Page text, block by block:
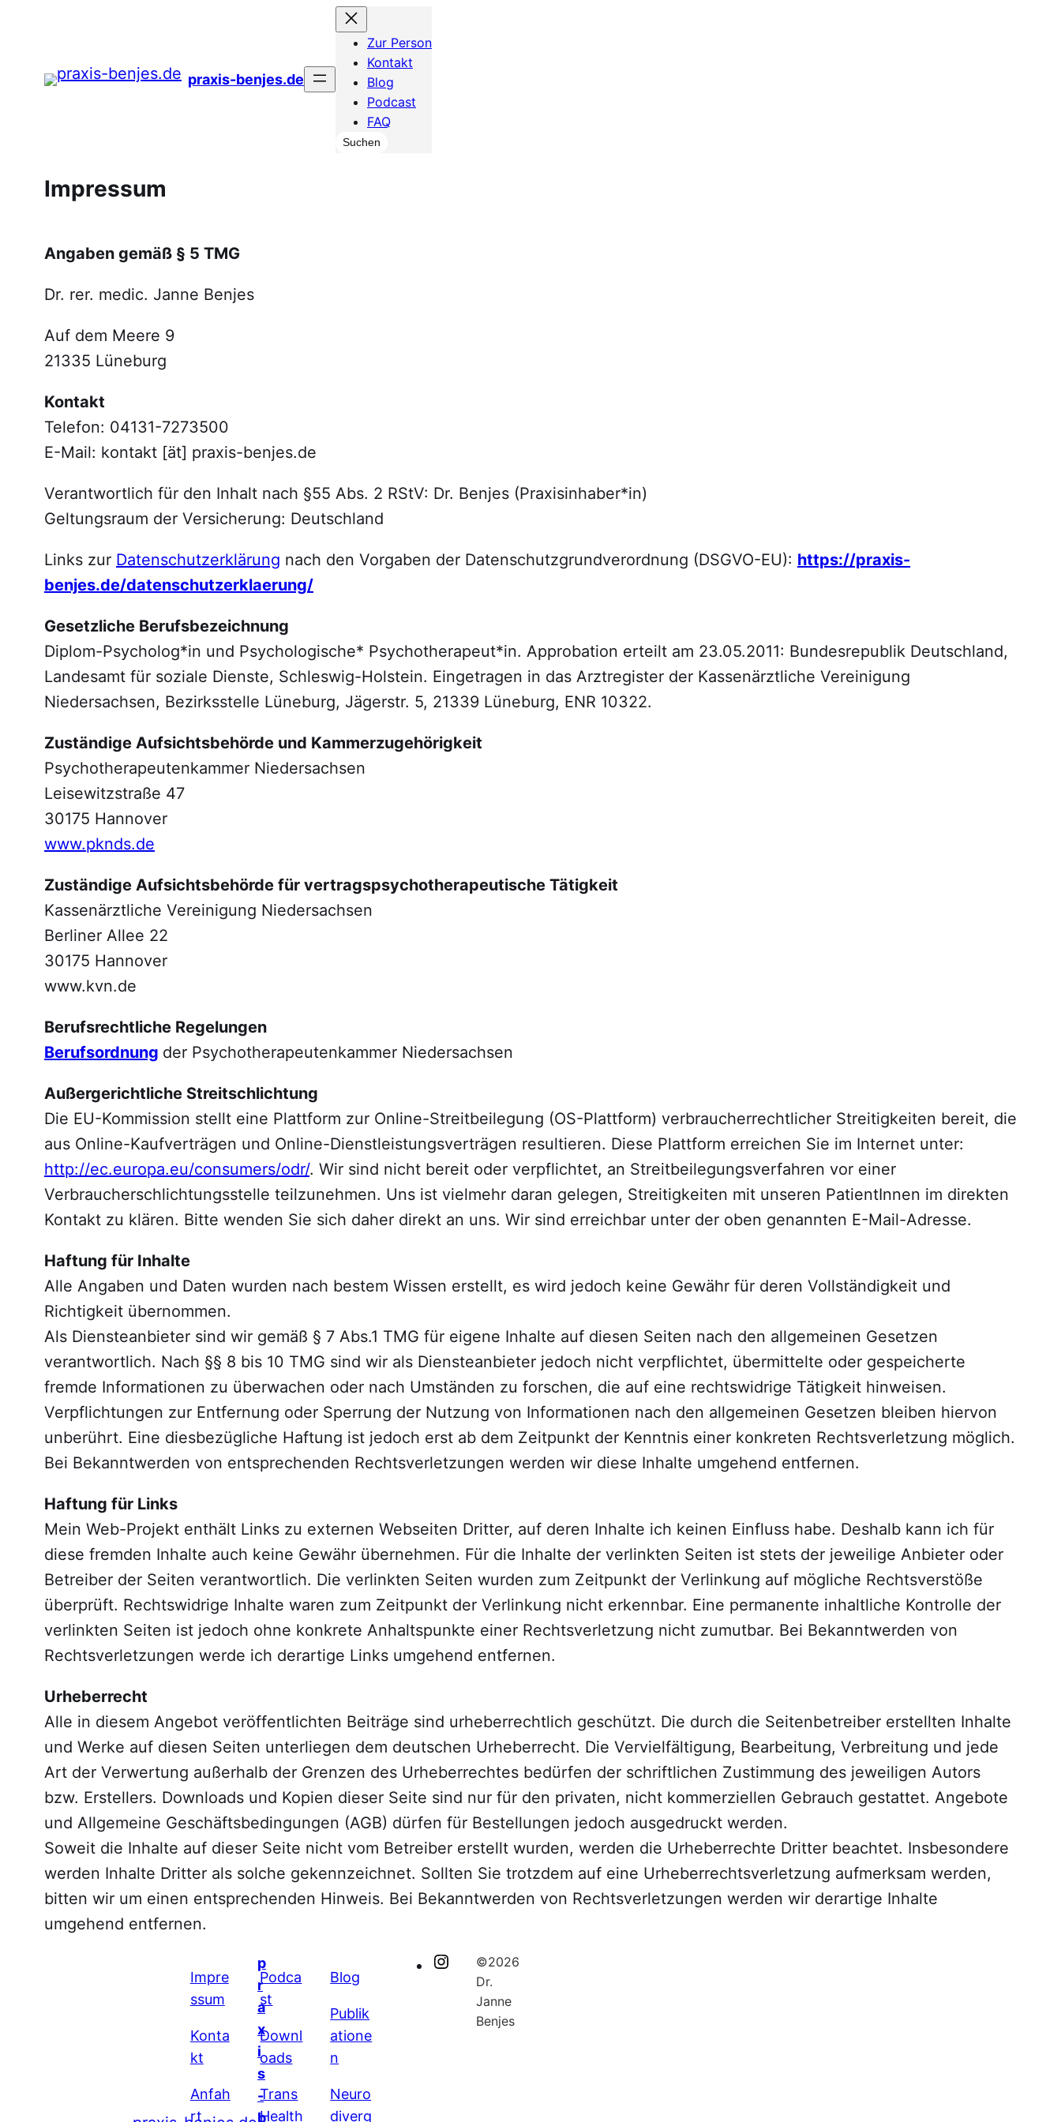
praxis-benjes.de
Zur Person
Kontakt
Blog
Podcast
FAQ
Suchen
Suchen
Impressum
Angaben gemäß § 5 TMG
Dr. rer. medic. Janne Benjes
Auf dem Meere 9
21335 Lüneburg
Kontakt
Telefon: 04131-7273500
E-Mail: kontakt [ät] praxis-benjes.de
Verantwortlich für den Inhalt nach §55 Abs. 2 RStV: Dr. Benjes (Praxisinhaber*in)
Geltungsraum der Versicherung: Deutschland
Links zur Datenschutzerklärung nach den Vorgaben der Datenschutzgrundverordnung (DSGVO-EU): https://praxis-
benjes.de/datenschutzerklaerung/
Gesetzliche Berufsbezeichnung
Diplom-Psycholog*in und Psychologische* Psychotherapeut*in. Approbation erteilt am 23.05.2011: Bundesrepublik Deutschland,
Landesamt für soziale Dienste, Schleswig-Holstein. Eingetragen in das Arztregister der Kassenärztliche Vereinigung
Niedersachsen, Bezirksstelle Lüneburg, Jägerstr. 5, 21339 Lüneburg, ENR 10322.
Zuständige Aufsichtsbehörde und Kammerzugehörigkeit
Psychotherapeutenkammer Niedersachsen
Leisewitzstraße 47
30175 Hannover
www.pknds.de
Zuständige Aufsichtsbehörde für vertragspsychotherapeutische Tätigkeit
Kassenärztliche Vereinigung Niedersachsen
Berliner Allee 22
30175 Hannover
www.kvn.de
Berufsrechtliche Regelungen
Berufsordnung der Psychotherapeutenkammer Niedersachsen
Außergerichtliche Streitschlichtung
Die EU-Kommission stellt eine Plattform zur Online-Streitbeilegung (OS-Plattform) verbraucherrechtlicher Streitigkeiten bereit, die
aus Online-Kaufverträgen und Online-Dienstleistungsverträgen resultieren. Diese Plattform erreichen Sie im Internet unter:
http://ec.europa.eu/consumers/odr/. Wir sind nicht bereit oder verpflichtet, an Streitbeilegungsverfahren vor einer
Verbraucherschlichtungsstelle teilzunehmen. Uns ist vielmehr daran gelegen, Streitigkeiten mit unseren PatientInnen im direkten
Kontakt zu klären. Bitte wenden Sie sich daher direkt an uns. Wir sind erreichbar unter der oben genannten E-Mail-Adresse.
Haftung für Inhalte
Alle Angaben und Daten wurden nach bestem Wissen erstellt, es wird jedoch keine Gewähr für deren Vollständigkeit und
Richtigkeit übernommen.
Als Diensteanbieter sind wir gemäß § 7 Abs.1 TMG für eigene Inhalte auf diesen Seiten nach den allgemeinen Gesetzen
verantwortlich. Nach §§ 8 bis 10 TMG sind wir als Diensteanbieter jedoch nicht verpflichtet, übermittelte oder gespeicherte
fremde Informationen zu überwachen oder nach Umständen zu forschen, die auf eine rechtswidrige Tätigkeit hinweisen.
Verpflichtungen zur Entfernung oder Sperrung der Nutzung von Informationen nach den allgemeinen Gesetzen bleiben hiervon
unberührt. Eine diesbezügliche Haftung ist jedoch erst ab dem Zeitpunkt der Kenntnis einer konkreten Rechtsverletzung möglich.
Bei Bekanntwerden von entsprechenden Rechtsverletzungen werden wir diese Inhalte umgehend entfernen.
Haftung für Links
Mein Web-Projekt enthält Links zu externen Webseiten Dritter, auf deren Inhalte ich keinen Einfluss habe. Deshalb kann ich für
diese fremden Inhalte auch keine Gewähr übernehmen. Für die Inhalte der verlinkten Seiten ist stets der jeweilige Anbieter oder
Betreiber der Seiten verantwortlich. Die verlinkten Seiten wurden zum Zeitpunkt der Verlinkung auf mögliche Rechtsverstöße
überprüft. Rechtswidrige Inhalte waren zum Zeitpunkt der Verlinkung nicht erkennbar. Eine permanente inhaltliche Kontrolle der
verlinkten Seiten ist jedoch ohne konkrete Anhaltspunkte einer Rechtsverletzung nicht zumutbar. Bei Bekanntwerden von
Rechtsverletzungen werde ich derartige Links umgehend entfernen.
Urheberrecht
Alle in diesem Angebot veröffentlichten Beiträge sind urheberrechtlich geschützt. Die durch die Seitenbetreiber erstellten Inhalte
und Werke auf diesen Seiten unterliegen dem deutschen Urheberrecht. Die Vervielfältigung, Bearbeitung, Verbreitung und jede
Art der Verwertung außerhalb der Grenzen des Urheberrechtes bedürfen der schriftlichen Zustimmung des jeweiligen Autors
bzw. Erstellers. Downloads und Kopien dieser Seite sind nur für den privaten, nicht kommerziellen Gebrauch gestattet. Angebote
und Allgemeine Geschäftsbedingungen (AGB) dürfen für Bestellungen jedoch ausgedruckt werden.
Soweit die Inhalte auf dieser Seite nicht vom Betreiber erstellt wurden, werden die Urheberrechte Dritter beachtet. Insbesondere
werden Inhalte Dritter als solche gekennzeichnet. Sollten Sie trotzdem auf eine Urheberrechtsverletzung aufmerksam werden,
bitten wir um einen entsprechenden Hinweis. Bei Bekanntwerden von Rechtsverletzungen werden wir derartige Inhalte
umgehend entfernen.
p
r
a
x
i
s
-
b
Impre
ssum
Konta
kt
Anfah
rt
Podca
st
Downl
oads
Trans
Health
Blog
Publik
atione
n
Neuro
diverg
©2026
Dr.
Janne
Benjes